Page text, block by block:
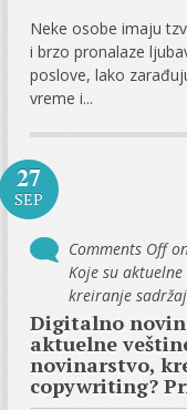
Neke osobe imaju
i brzo pronalaze
poslove, lako
vreme i...
27
SEP
Comments Off
Koje su
kreiranje
Digitalno
aktuelne
novinarstvo,
copywriting?